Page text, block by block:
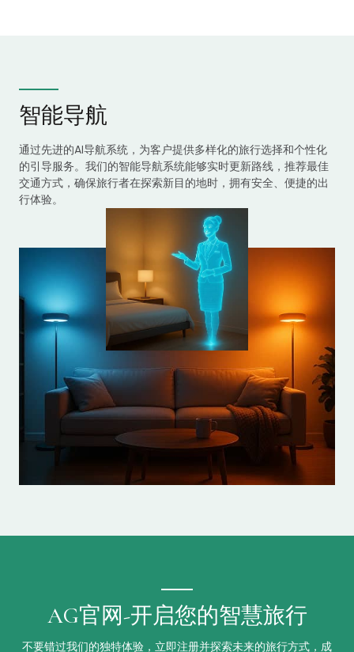
智能导航
通过先进的AI导航系统，为客户提供多样化的旅行选择和个性化
的引导服务。我们的智能导航系统能够实时更新路线，推荐最佳
交通方式，确保旅行者在探索新目的地时，拥有安全、便捷的出
行体验。
AG官网-开启您的智慧旅行
不要错过我们的独特体验，立即注册并探索未来的旅行方式，成